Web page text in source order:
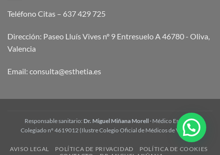
Teléfono Citas – 637 429 725
Dirección: Paseo Lluís Vives nº 9 Entresuelo A 46780 - Oliva,
Valencia
Email: consulta@esthetia.es
Responsable sanitario: Dr. Miguel Miñana Morell· Médico Estético ·
Colegiado nº 4619012 (Ilustre Colegio Oficial de Médicos de Valencia)
AVISO LEGAL POLÍTICA DE PRIVACIDAD
POLÍTICA DE COOKIES